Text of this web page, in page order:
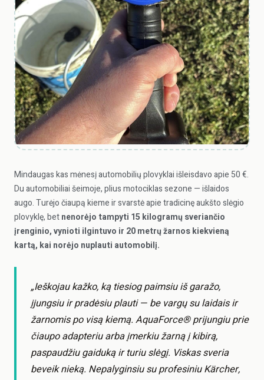
Mindaugas kas mėnesį automobilių plovyklai išleisdavo apie 50 €.
Du automobiliai šeimoje, plius motociklas sezone — išlaidos
augo. Turėjo čiaupą kieme ir svarstė apie tradicinę aukšto slėgio
plovyklę, betnenorėjo tampyti 15 kilogramų sveriančio
įrenginio, vynioti ilgintuvo ir 20 metrų žarnos kiekvieną
kartą, kai norėjo nuplauti automobilį.
„Ieškojau kažko, ką tiesiog paimsiu iš garažo,
įjungsiu ir pradėsiu plauti — be vargų su laidais ir
žarnomis po visą kiemą. AquaForce® prijungiu prie
čiaupo adapteriu arba įmerkiu žarną į kibirą,
paspaudžiu gaiduką ir turiu slėgį. Viskas sveria
beveik nieką. Nepalyginsiu su profesiniu Kärcher,